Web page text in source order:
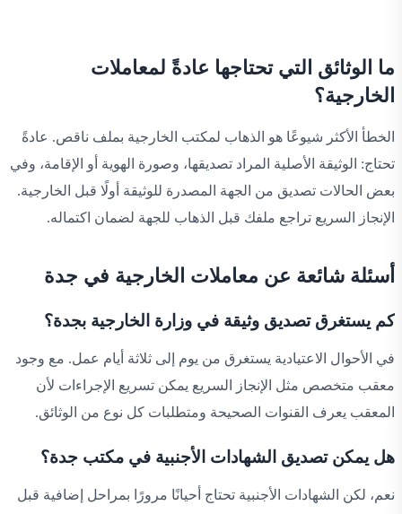
ما الوثائق التي تحتاجها عادةً لمعاملات
الخارجية؟
الخطأ الأكثر شيوعًا هو الذهاب لمكتب الخارجية بملف ناقص. عادةً
تحتاج: الوثيقة الأصلية المراد تصديقها، وصورة الهوية أو الإقامة، وفي
بعض الحالات تصديق من الجهة المصدرة للوثيقة أولًا قبل الخارجية.
الإنجاز السريع تراجع ملفك قبل الذهاب للجهة لضمان اكتماله.
أسئلة شائعة عن معاملات الخارجية في جدة
كم يستغرق تصديق وثيقة في وزارة الخارجية بجدة؟
في الأحوال الاعتيادية يستغرق من يوم إلى ثلاثة أيام عمل. مع وجود
معقب متخصص مثل الإنجاز السريع يمكن تسريع الإجراءات لأن
المعقب يعرف القنوات الصحيحة ومتطلبات كل نوع من الوثائق.
هل يمكن تصديق الشهادات الأجنبية في مكتب جدة؟
نعم، لكن الشهادات الأجنبية تحتاج أحيانًا مرورًا بمراحل إضافية قبل